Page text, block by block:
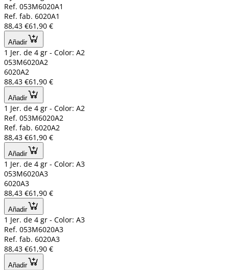
Ref. 053M6020A1
Ref. fab. 6020A1
88,43 €61,90 €
Añadir
1 Jer. de 4 gr - Color: A2
053M6020A2
6020A2
88,43 €61,90 €
Añadir
1 Jer. de 4 gr - Color: A2
Ref. 053M6020A2
Ref. fab. 6020A2
88,43 €61,90 €
Añadir
1 Jer. de 4 gr - Color: A3
053M6020A3
6020A3
88,43 €61,90 €
Añadir
1 Jer. de 4 gr - Color: A3
Ref. 053M6020A3
Ref. fab. 6020A3
88,43 €61,90 €
Añadir